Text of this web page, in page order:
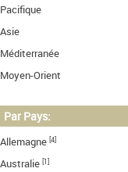
Pacifique
Asie
Méditerranée
Moyen-Orient
Par Pays:
Allemagne [4]
Australie [1]